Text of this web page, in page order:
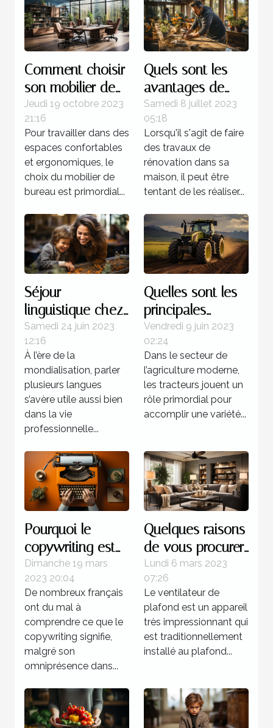
Comment choisir
son mobilier de
bureau ?
Jeudi 19 octobre 2023
21:16
Pour travailler dans des
espaces confortables
et ergonomiques, le
choix du mobilier de
bureau est primordial...
Quels sont les
avantages de
faire recours à un
expert pour la
rénovation de sa
maison ?
Samedi 8 juillet 2023
05:18
Lorsqu'il s'agit de faire
des travaux de
rénovation dans sa
maison, il peut être
tentant de les réaliser...
Séjour
linguistique chez
un professeur : 4
bonnes raisons
d’opter pour ce
programme
Samedi 24 juin 2023
12:16
À l’ère de la
mondialisation, parler
plusieurs langues
s’avère utile aussi bien
dans la vie
professionnelle...
Quelles sont les
principales
marques de
tracteurs
agricoles
disponibles sur le
marché ?
Vendredi 9 juin 2023
02:24
Dans le secteur de
l’agriculture moderne,
les tracteurs jouent un
rôle primordial pour
accomplir une variété...
Pourquoi le
copywriting est
votre meilleur
atout commercial
?
Dimanche 19 mars
2023 20:04
De nombreux français
ont du mal à
comprendre ce que le
copywriting signifie,
malgré son
omniprésence dans...
Quelques raisons
de vous procurer
un ventilateur de
plafond
Lundi 6 mars 2023
07:26
Le ventilateur de
plafond est un appareil
très impressionnant qui
est traditionnellement
installé au plafond...